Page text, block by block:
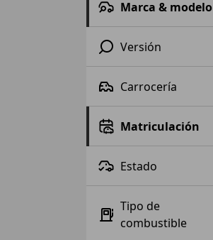
Marca & modelo
Versión
Carrocería
Matriculación
Estado
Tipo de
combustible